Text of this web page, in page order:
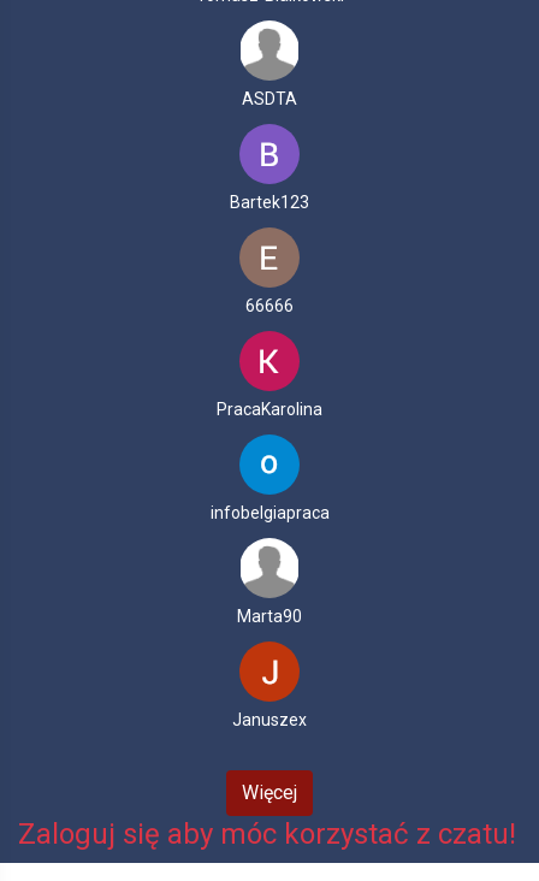
ASDTA
Bartek123
66666
PracaKarolina
infobelgiapraca
Marta90
Januszex
Więcej
Zaloguj się aby móc korzystać z czatu!